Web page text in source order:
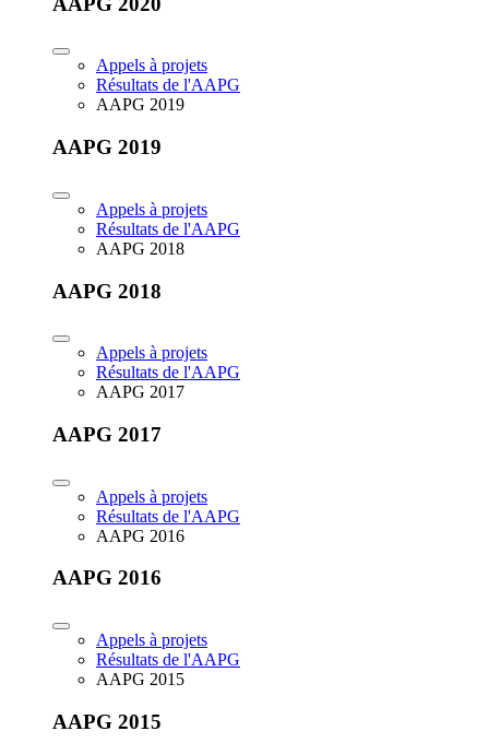
Appels à projets
Résultats de l'AAPG
AAPG 2019
AAPG 2019
Appels à projets
Résultats de l'AAPG
AAPG 2018
AAPG 2018
Appels à projets
Résultats de l'AAPG
AAPG 2017
AAPG 2017
Appels à projets
Résultats de l'AAPG
AAPG 2016
AAPG 2016
Appels à projets
Résultats de l'AAPG
AAPG 2015
AAPG 2015